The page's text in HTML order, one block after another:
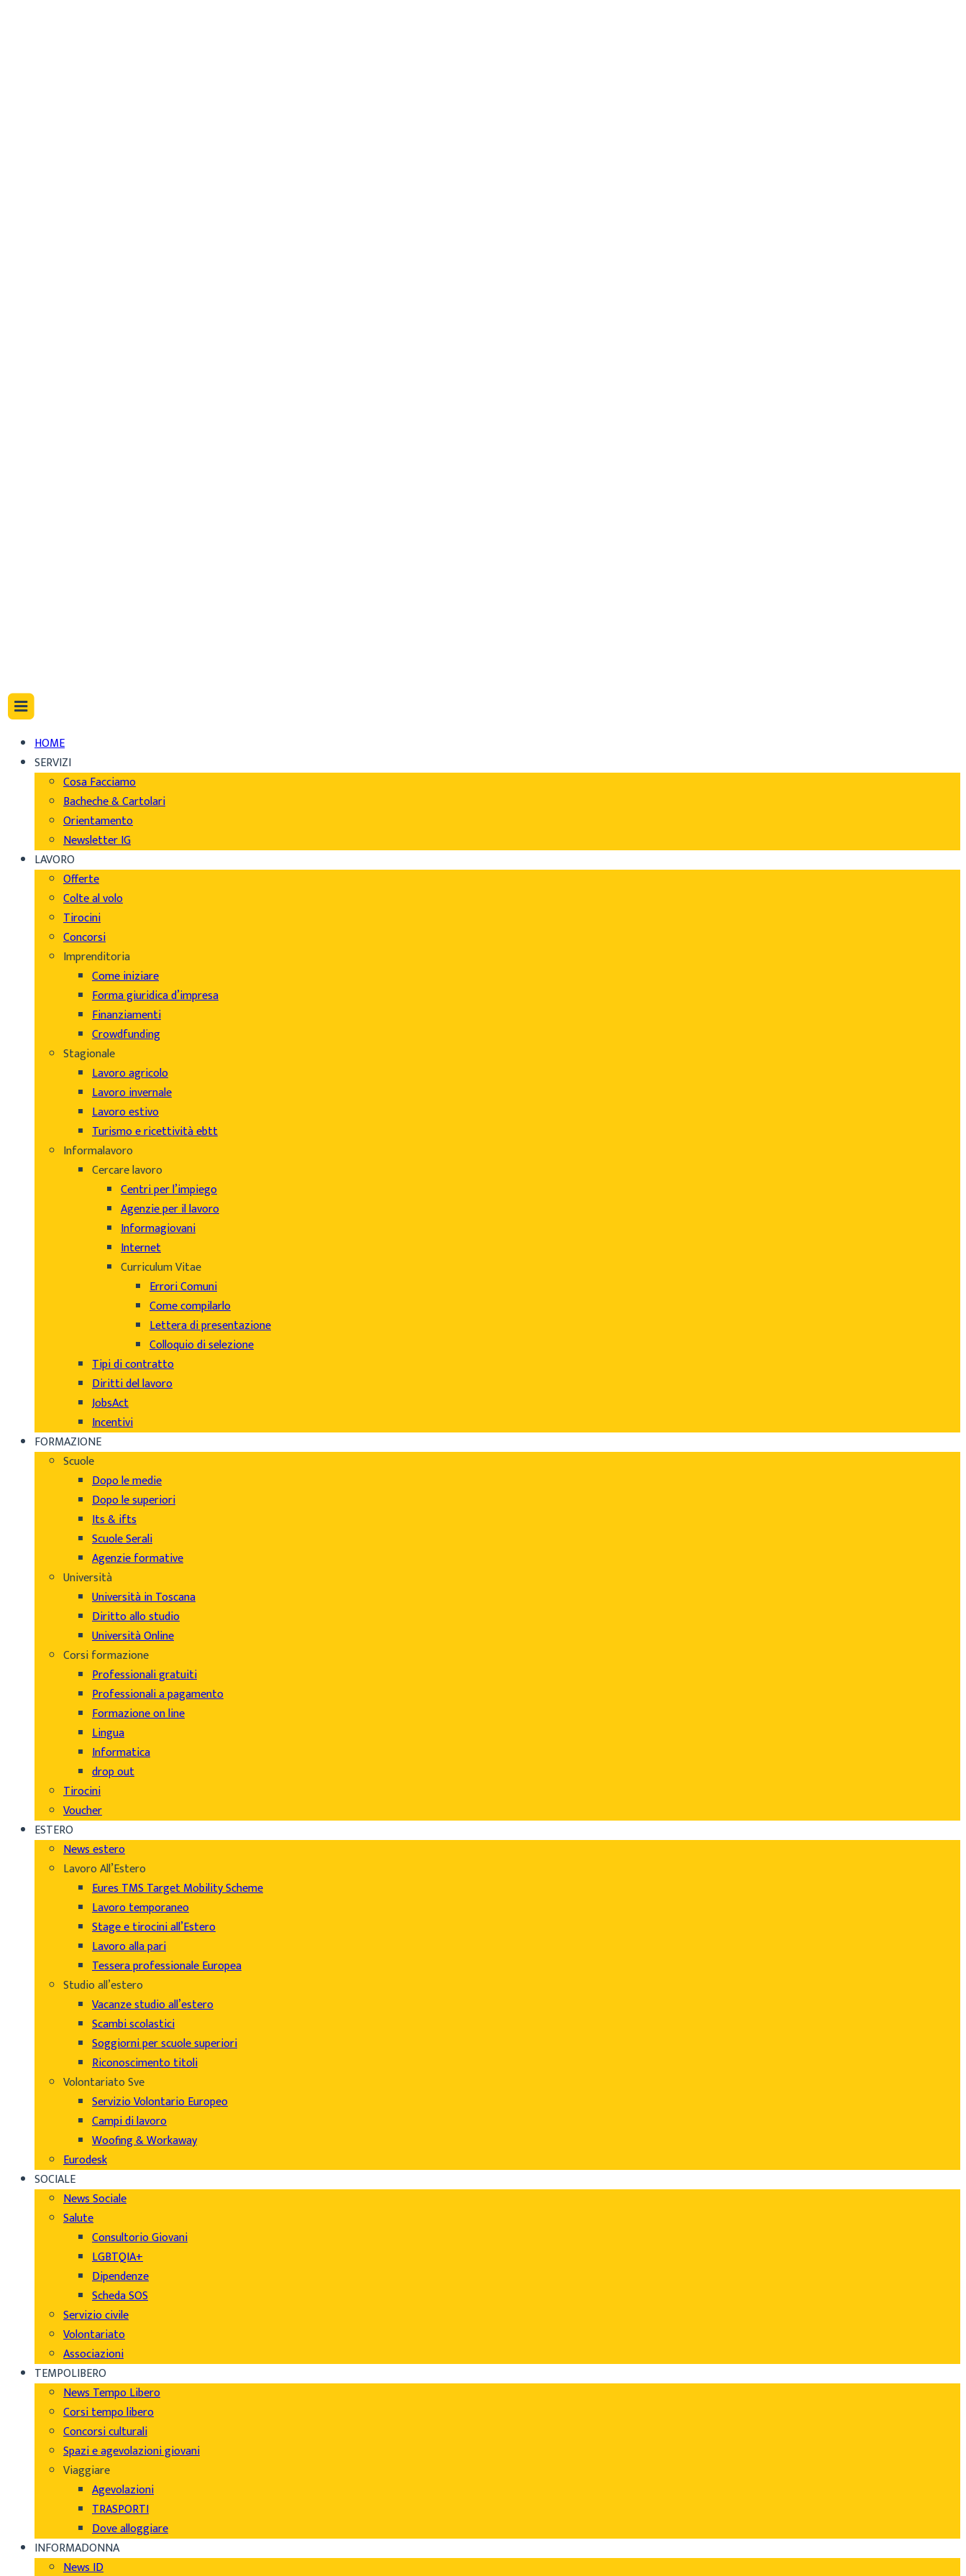
HOME
SERVIZI
Cosa Facciamo
Bacheche & Cartolari
Orientamento
Newsletter IG
LAVORO
Offerte
Colte al volo
Tirocini
Concorsi
Imprenditoria
Come iniziare
Forma giuridica d’impresa
Finanziamenti
Crowdfunding
Stagionale
Lavoro agricolo
Lavoro invernale
Lavoro estivo
Turismo e ricettività ebtt
Informalavoro
Cercare lavoro
Centri per l’impiego
Agenzie per il lavoro
Informagiovani
Internet
Curriculum Vitae
Errori Comuni
Come compilarlo
Lettera di presentazione
Colloquio di selezione
Tipi di contratto
Diritti del lavoro
JobsAct
Incentivi
FORMAZIONE
Scuole
Dopo le medie
Dopo le superiori
Its & ifts
Scuole Serali
Agenzie formative
Università
Università in Toscana
Diritto allo studio
Università Online
Corsi formazione
Professionali gratuiti
Professionali a pagamento
Formazione on line
Lingua
Informatica
drop out
Tirocini
Voucher
ESTERO
News estero
Lavoro All’Estero
Eures TMS Target Mobility Scheme
Lavoro temporaneo
Stage e tirocini all’Estero
Lavoro alla pari
Tessera professionale Europea
Studio all’estero
Vacanze studio all’estero
Scambi scolastici
Soggiorni per scuole superiori
Riconoscimento titoli
Volontariato Sve
Servizio Volontario Europeo
Campi di lavoro
Woofing & Workaway
Eurodesk
SOCIALE
News Sociale
Salute
Consultorio Giovani
LGBTQIA+
Dipendenze
Scheda SOS
Servizio civile
Volontariato
Associazioni
TEMPOLIBERO
News Tempo Libero
Corsi tempo libero
Concorsi culturali
Spazi e agevolazioni giovani
Viaggiare
Agevolazioni
TRASPORTI
Dove alloggiare
INFORMADONNA
News ID